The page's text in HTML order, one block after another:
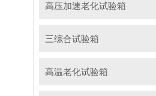
高压加速老化试验箱
三综合试验箱
高温老化试验箱